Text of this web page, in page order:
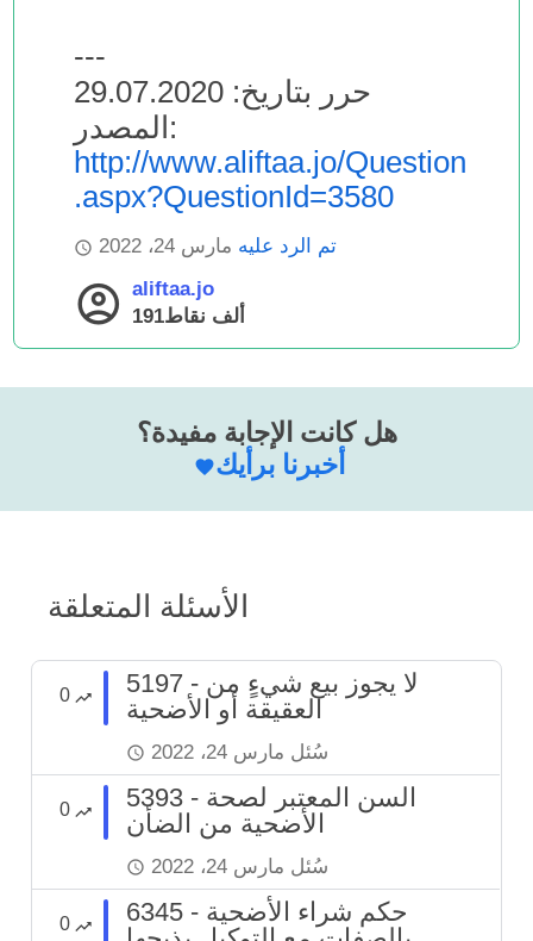
---
حرر بتاريخ: 29.07.2020
المصدر:
http://www.aliftaa.jo/Question
.aspx?QuestionId=3580
تم الرد عليه مارس 24، 2022
aliftaa.jo
191ألف نقاط
هل كانت الإجابة مفيدة؟
أخبرنا برأيك
الأسئلة المتعلقة
0
5197 - لا يجوز بيع شيءٍ من
العقيقة أو الأضحية
سُئل مارس 24، 2022
0
5393 - السن المعتبر لصحة
الأضحية من الضأن
سُئل مارس 24، 2022
0
6345 - حكم شراء الأضحية